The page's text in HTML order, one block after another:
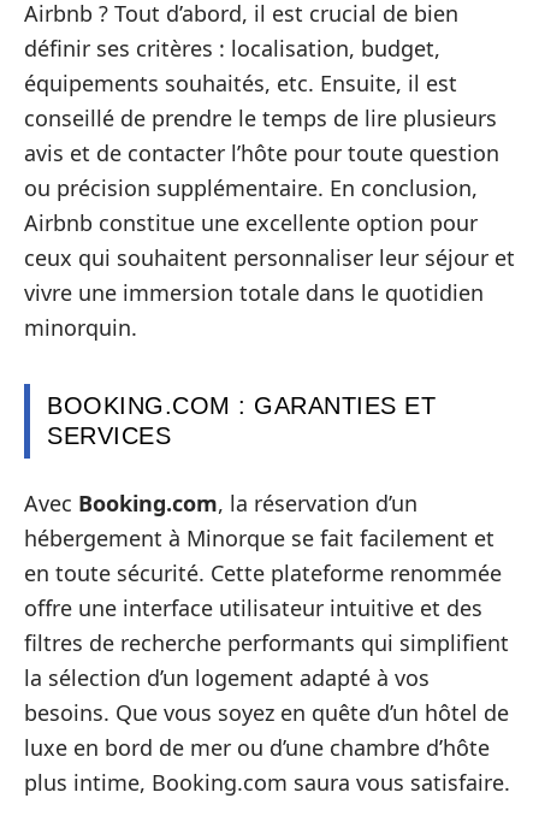
Airbnb ? Tout d’abord, il est crucial de bien
définir ses critères : localisation, budget,
équipements souhaités, etc. Ensuite, il est
conseillé de prendre le temps de lire plusieurs
avis et de contacter l’hôte pour toute question
ou précision supplémentaire. En conclusion,
Airbnb constitue une excellente option pour
ceux qui souhaitent personnaliser leur séjour et
vivre une immersion totale dans le quotidien
minorquin.
BOOKING.COM : GARANTIES ET
SERVICES
Avec Booking.com, la réservation d’un
hébergement à Minorque se fait facilement et
en toute sécurité. Cette plateforme renommée
offre une interface utilisateur intuitive et des
filtres de recherche performants qui simplifient
la sélection d’un logement adapté à vos
besoins. Que vous soyez en quête d’un hôtel de
luxe en bord de mer ou d’une chambre d’hôte
plus intime, Booking.com saura vous satisfaire.